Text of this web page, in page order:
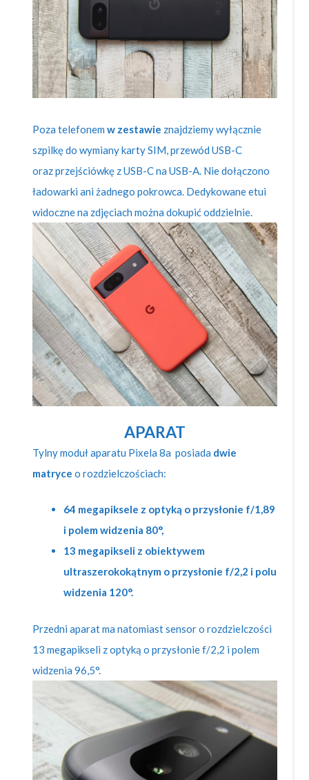
Poza telefonem w zestawie znajdziemy wyłącznie
szpilkę do wymiany karty SIM, przewód USB-C
oraz przejściówkę z USB-C na USB-A. Nie dołączono
ładowarki ani żadnego pokrowca. Dedykowane etui
widoczne na zdjęciach można dokupić oddzielnie.
APARAT
Tylny moduł aparatu Pixela 8a posiada dwie
matryce o rozdzielczościach:
64 megapiksele z optyką o przysłonie f/1,89
i polem widzenia 80°,
13 megapikseli z obiektywem
ultraszerokokątnym o przysłonie f/2,2 i polu
widzenia 120°.
Przedni aparat ma natomiast sensor o rozdzielczości
13 megapikseli z optyką o przysłonie f/2,2 i polem
widzenia 96,5°.